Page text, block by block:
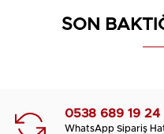
SON
0538 689 19 24
WhatsApp Sipariş